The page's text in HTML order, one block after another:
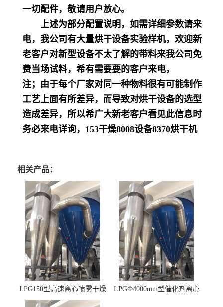
一切配件，敬请用户放心。
上述为部分配置说明，如需详细参数请来
电，我公司有大量烘干设备实验样机，欢迎新
老客户对新型设备不太了解的带料来我公司免
费当场试料，希有需要要的客户来电，
注；由于每个厂家对同一种物料很有可能制作
工艺上面有所差异，而导致对烘干设备的选型
造成差异，所以希广大新老客户看见此信息时
务必来电详询， 153干燥8008设备8370烘干机
相关产品：
LPG150型高速离心喷雾干燥
机 φ2.85m
LPGФ4000mm型催化剂离心